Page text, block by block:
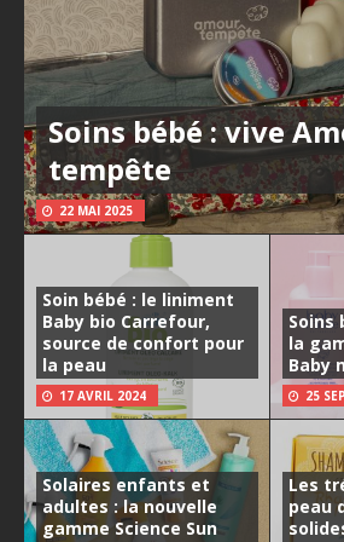
Soins bébé : vive
tempête
22 MAI 2025
Soin bébé : le liniment
Baby bio Carrefour,
source de confort pour
la peau
17 AVRIL 2024
Soins
la
Baby
25
Solaires enfants et
adultes : la nouvelle
gamme Science Sun
Les
peau